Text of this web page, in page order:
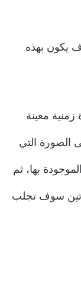
يكون بهذه
معينة
الصورة التي
بها، ثم
سوف تجلب